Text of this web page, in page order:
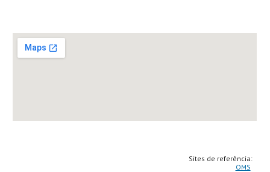
Sites de referência:
OMS